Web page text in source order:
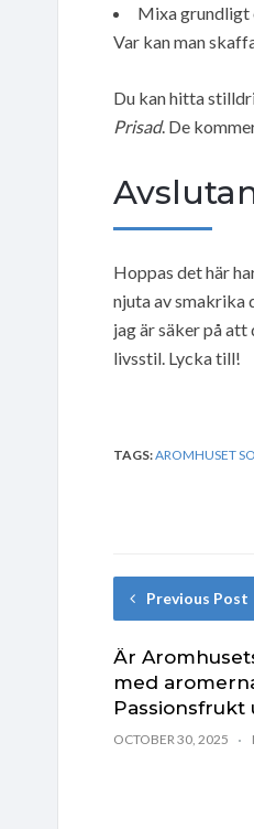
Mixa grundligt
Var kan man
Du kan hitta
Prisad. De
Hoppas det här
njuta av smakrika
jag är säker på
livsstil. Lycka till!
TAGS:AROMHUSET
Previous Post
Är
med
Passionsfrukt
OCTOBER 30, 2025